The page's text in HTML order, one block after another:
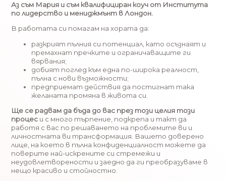
Аз съм Мария и съм квалифициран коуч от Института
по лидерство и мениджмънт в Лондон.
В работата си помагам на хората да:
разкрият пълния си потенциал, като осъзнаят и
премахнат пречките и ограничаващите ги
вярвания;
добият поглед към една по-широка реалност,
пълна с нови възможности;
предприемат действия да постигнат така
желаната промяна в живота си.
Ще се радвам да бъда до вас през този целия този
процес и с много търпение, подкрепа и такт да
работя с вас по решаването на проблемите ви и
личностната ви трансформация. Вашето доверено
лице, на което в пълна конфиденциалност можете да
поверите най-искрените си стремежи и
неудовлетворености и заедно да ги преобразуваме в
нещо красиво и стойностно.